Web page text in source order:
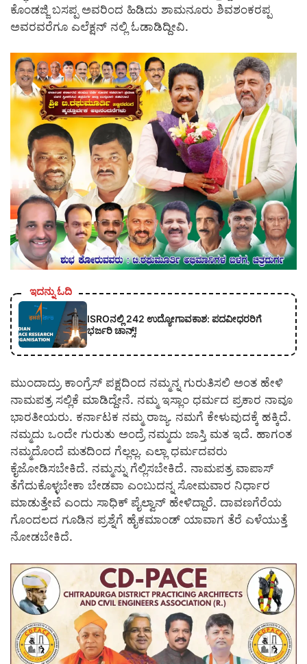
ಕೊಂಡಜ್ಜಿ ಬಸಪ್ಪ ಅವರಿಂದ ಹಿಡಿದು ಶಾಮನೂರು ಶಿವಶಂಕರಪ್ಪ
ಅವರವರೆಗೂ ಎಲೆಕ್ಷನ್ ನಲ್ಲಿ ಓಡಾಡಿದ್ದೀವಿ.
ಇದನ್ನು ಓದಿ
ISROನಲ್ಲಿ 242 ಉದ್ಯೋಗಾವಕಾಶ: ಪದವೀಧರರಿಗೆ
ಭರ್ಜರಿ ಚಾನ್ಸ್!
ಮುಂದಾದ್ರು ಕಾಂಗ್ರೆಸ್ ಪಕ್ಷದಿಂದ ನಮ್ಮನ್ನ ಗುರುತಿಸಲಿ ಅಂತ ಹೇಳಿ
ನಾಮಪತ್ರ ಸಲ್ಲಿಕೆ ಮಾಡಿದ್ದೇನೆ. ನಮ್ಮ ಇಸ್ಲಾಂ ಧರ್ಮದ ಪ್ರಕಾರ ನಾವೂ
ಭಾರತೀಯರು. ಕರ್ನಾಟಕ ನಮ್ಮ ರಾಜ್ಯ. ನಮಗೆ ಕೇಳುವುದಕ್ಕೆ ಹಕ್ಕಿದೆ.
ನಮ್ಮದು ಒಂದೇ ಗುರುತು ಅಂದ್ರೆ ನಮ್ಮದು ಜಾಸ್ತಿ ಮತ ಇದೆ. ಹಾಗಂತ
ನಮ್ಮದೊಂದೆ ಮತದಿಂದ ಗೆಲ್ಲಲ್ಲ. ಎಲ್ಲಾ ಧರ್ಮದವರು
ಕೈಜೋಡಿಸಬೇಕಿದೆ. ನಮ್ಮನ್ನು ಗೆಲ್ಲಿಸಬೇಕಿದೆ. ನಾಮಪತ್ರ ವಾಪಾಸ್
ತೆಗೆದುಕೊಳ್ಳಬೇಕಾ ಬೇಡವಾ ಎಂಬುದನ್ನ ಸೋಮವಾರ ನಿರ್ಧಾರ
ಮಾಡುತ್ತೇವೆ ಎಂದು ಸಾಧಿಕ್ ಪೈಲ್ವಾನ್ ಹೇಳಿದ್ದಾರೆ. ದಾವಣಗೆರೆಯ
ಗೊಂದಲದ ಗೂಡಿನ ಪ್ರಶ್ನೆಗೆ ಹೈಕಮಾಂಡ್ ಯಾವಾಗ ತೆರೆ ಎಳೆಯುತ್ತೆ
ನೋಡಬೇಕಿದೆ.